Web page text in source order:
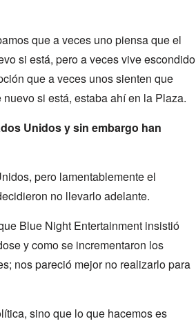
que a veces uno piensa que el
si está, pero a veces vive escondido
que a veces unos sienten que
si está, estaba ahí en la Plaza.
Unidos y sin embargo han
pero lamentablemente el
no llevarlo adelante.
Blue Night Entertainment insistió
y como se incrementaron los
nos pareció mejor no realizarlo para
sino que lo que hacemos es